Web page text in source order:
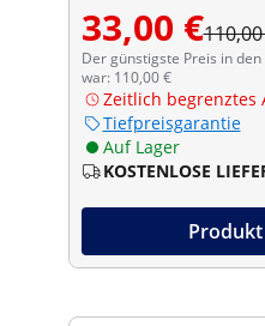
33,00 €
Der günstigste Preis in
war: 110,00 €
Zeitlich begrenztes
Tiefpreisgarantie
Auf Lager
KOSTENLOSE